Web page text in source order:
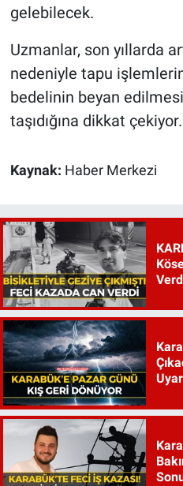
gelebilecek.
Uzmanlar, son yıllarda
nedeniyle tapu
bedelinin beyan
taşıdığına dikkat çekiyor.
Kaynak: Haber Merkezi